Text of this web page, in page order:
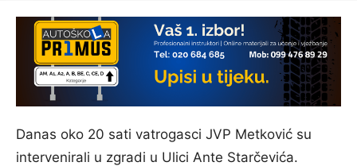
Danas oko 20 sati vatrogasci JVP Metković su
intervenirali u zgradi u Ulici Ante Starčevića.